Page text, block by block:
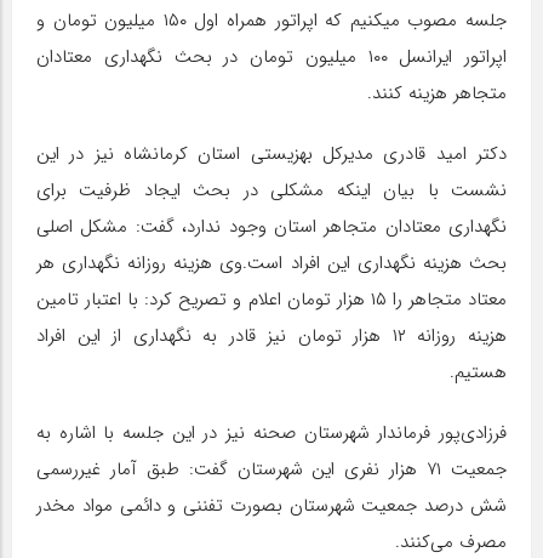
جلسه مصوب میکنیم که اپراتور همراه اول ۱۵۰ میلیون تومان و
اپراتور ایرانسل ۱۰۰ میلیون تومان در بحث نگهداری معتادان
متجاهر هزینه کنند.
دکتر امید قادری مدیرکل بهزیستی استان کرمانشاه نیز در این
نشست با بیان اینکه مشکلی در بحث ایجاد ظرفیت برای
نگهداری معتادان متجاهر استان وجود ندارد، گفت: مشکل اصلی
بحث هزینه نگهداری این افراد است.وی هزینه روزانه نگهداری هر
معتاد متجاهر را ۱۵ هزار تومان اعلام و تصریح کرد: با اعتبار تامین
هزینه روزانه ۱۲ هزار تومان نیز قادر به نگهداری از این افراد
هستیم.
فرزادی‌پور فرماندار شهرستان صحنه نیز در این جلسه با اشاره به
جمعیت ۷۱ هزار نفری این شهرستان گفت: طبق آمار غیررسمی
شش درصد جمعیت شهرستان بصورت تفننی و دائمی مواد مخدر
مصرف می‌کنند.